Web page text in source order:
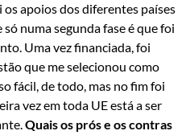
apoios dos diferentes países
numa segunda fase é que foi
Uma vez financiada, foi
que me selecionou como
fácil, de todo, mas no fim foi
vez em toda UE está a ser
Quais os prós e os contras